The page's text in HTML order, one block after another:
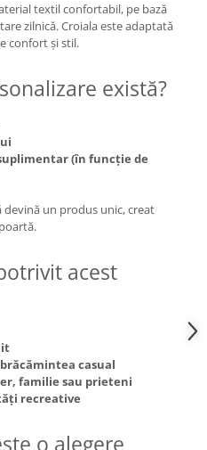
textil confortabil, pe bază
zilnică. Croiala este adaptată
confort și stil.
există?
(în funcție de
devină un produs unic, creat
acest
casual
familie sau prieteni
recreative
o alegere